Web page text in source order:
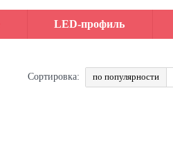
LED-профиль
Сортировка: по популярности